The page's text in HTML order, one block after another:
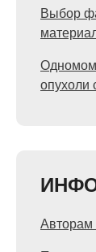
Выбор
опухоли
Авторам